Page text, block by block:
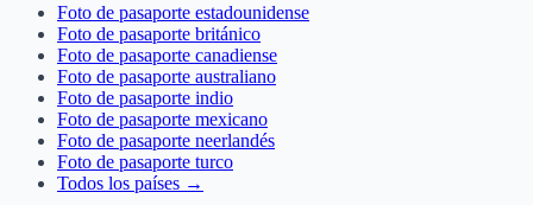
Foto de pasaporte estadounidense
Foto de pasaporte británico
Foto de pasaporte canadiense
Foto de pasaporte australiano
Foto de pasaporte indio
Foto de pasaporte mexicano
Foto de pasaporte neerlandés
Foto de pasaporte turco
Todos los países →